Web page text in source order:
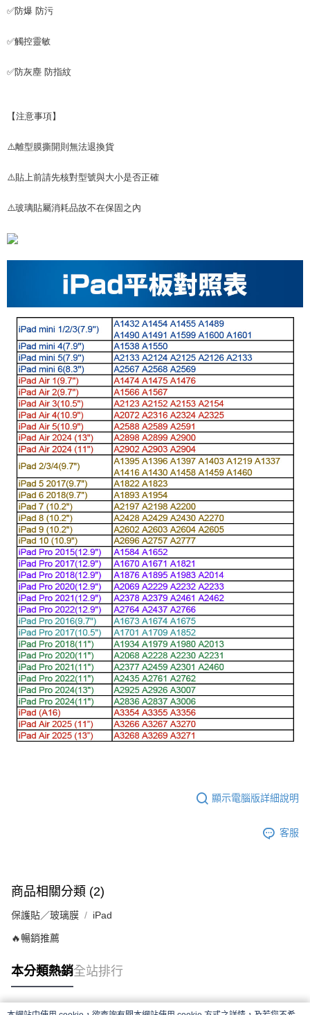
✅防爆 防污
✅觸控靈敏
✅防灰塵 防指紋
【注意事項】
⚠️離型膜撕開則無法退換貨
⚠️貼上前請先核對型號與大小是否正確
⚠️玻璃貼屬消耗品故不在保固之內
顯示電腦版詳細說明
客服
商品相關分類 (2)
保護貼／玻璃膜 iPad
🔥暢銷推薦
本分類熱銷全站排行